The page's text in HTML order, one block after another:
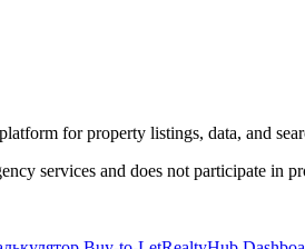
for property listings, data, and
services and does not participate in